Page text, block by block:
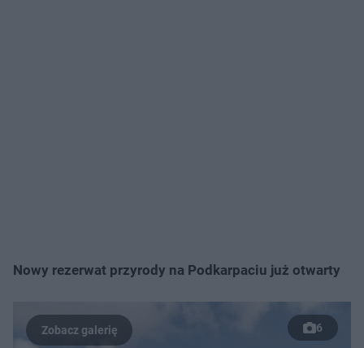
Nowy rezerwat przyrody na Podkarpaciu już otwarty
6